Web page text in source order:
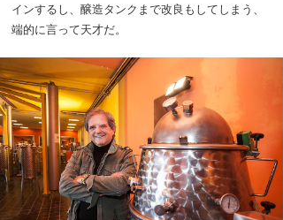
インするし、醸造タンクまで改良もしてしまう、
端的に言って天才だ。